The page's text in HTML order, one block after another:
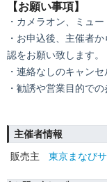
【お願い事項】
・カメラオン、ミュ
・お申込後、主催者
認をお願い致します。
・連絡なしのキャン
・勧誘や営業目的で
主催者情報
販売主
東京まなび